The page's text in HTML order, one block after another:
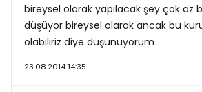
bireysel olarak yapılacak şey çok az
düşüyor bireysel olarak ancak bu
olabiliriz diye düşünüyorum
23.08.2014 14:35